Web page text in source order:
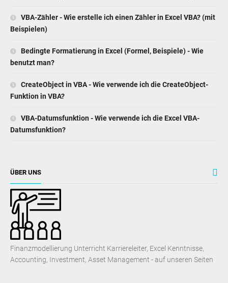
VBA-Zähler - Wie erstelle ich einen Zähler in Excel VBA? (mit
Beispielen)
Bedingte Formatierung in Excel (Formel, Beispiele) - Wie
benutzt man?
CreateObject in VBA - Wie verwende ich die CreateObject-
Funktion in VBA?
VBA-Datumsfunktion - Wie verwende ich die Excel VBA-
Datumsfunktion?
ÜBER UNS
Finanzmodellierung Unterricht Karriereleiter, Excel Kenntnisse,
Accounting, Investment, Asset Management - auf unseren Seiten